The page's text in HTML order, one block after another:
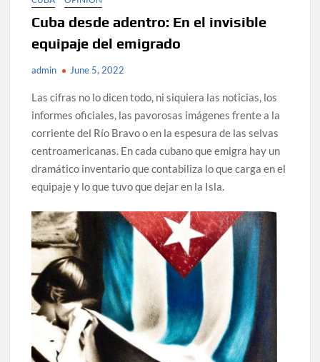
Cuba desde adentro: En el invisible
equipaje del emigrado
admin June 5, 2022
Las cifras no lo dicen todo, ni siquiera las noticias, los
informes oficiales, las pavorosas imágenes frente a la
corriente del Río Bravo o en la espesura de las selvas
centroamericanas. En cada cubano que emigra hay un
dramático inventario que contabiliza lo que carga en el
equipaje y lo que tuvo que dejar en la Isla.